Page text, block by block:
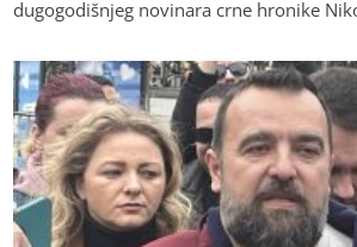
dugogodišnjeg novinara crne hronike